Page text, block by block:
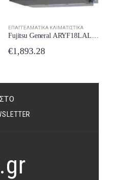
ΕΠΑΓΓΕΛΜΑΤΙΚΆ ΚΛΙΜΑΤΙΣΤΙΚΆ
Fujitsu General ARYF18LALU Επαγγελματικό Κλιματιστικό Inverter Καναλάτο 18000 BTU
€1,893.28